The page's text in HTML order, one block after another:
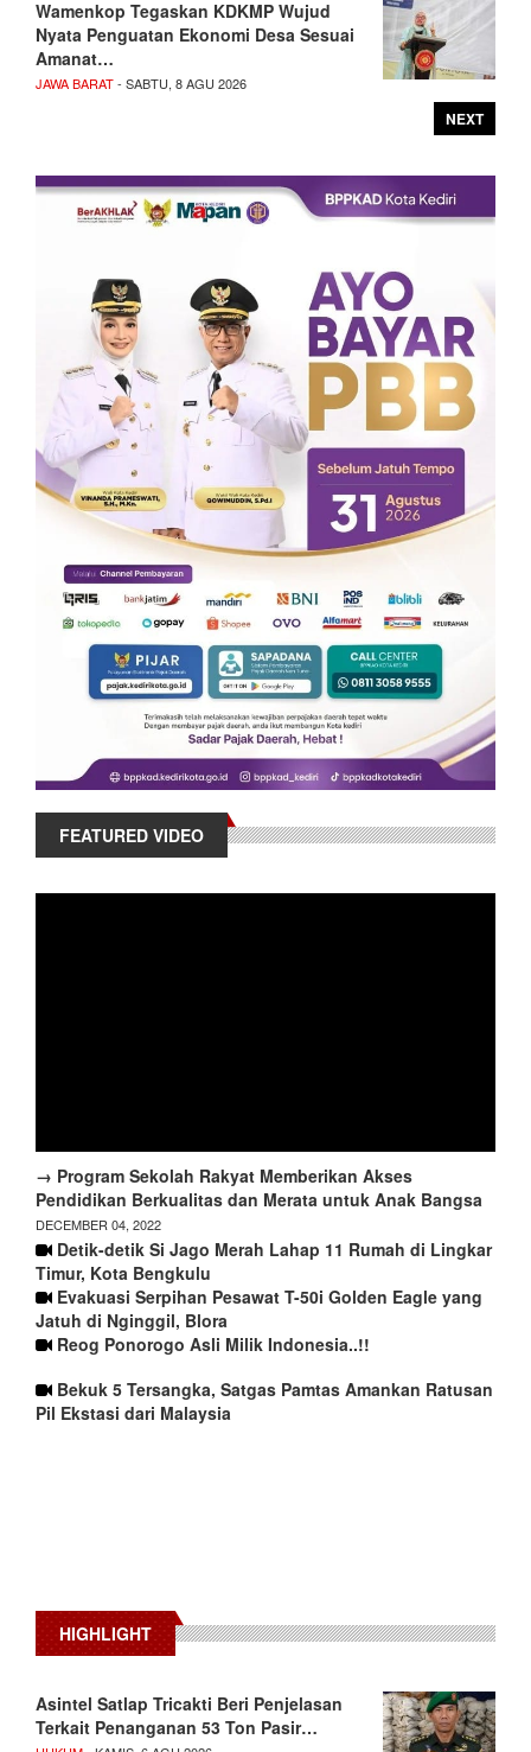
Wamenkop Tegaskan KDKMP Wujud
Nyata Penguatan Ekonomi Desa Sesuai
Amanat…
JAWA BARAT- SABTU, 8 AGU 2026
NEXT
FEATURED VIDEO
→ Program Sekolah Rakyat Memberikan Akses
Pendidikan Berkualitas dan Merata untuk Anak Bangsa
DECEMBER 04, 2022
Detik-detik Si Jago Merah Lahap 11 Rumah di Lingkar
Timur, Kota Bengkulu
Evakuasi Serpihan Pesawat T-50i Golden Eagle yang
Jatuh di Nginggil, Blora
Reog Ponorogo Asli Milik Indonesia..!!
Bekuk 5 Tersangka, Satgas Pamtas Amankan Ratusan
Pil Ekstasi dari Malaysia
HIGHLIGHT
Asintel Satlap Tricakti Beri Penjelasan
Terkait Penanganan 53 Ton Pasir…